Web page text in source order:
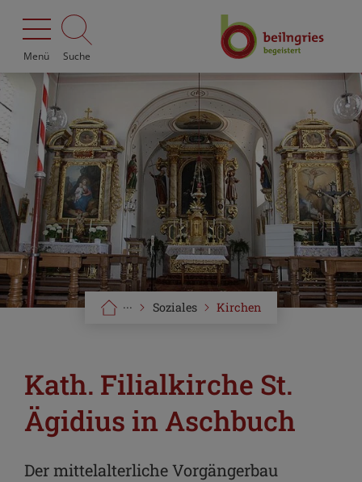
Menü Suche
Kirchen
Soziales
···
Kath. Filialkirche St.
Ägidius in Aschbuch
Der mittelalterliche Vorgängerbau